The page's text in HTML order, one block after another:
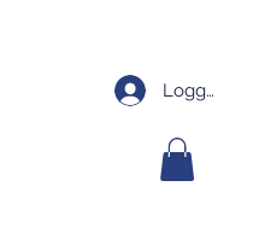
Logg inn